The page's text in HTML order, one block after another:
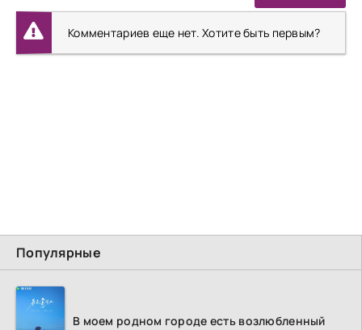
Популярные
В моем родном городе есть возлюбленный
Комментариев еще нет. Хотите быть первым?